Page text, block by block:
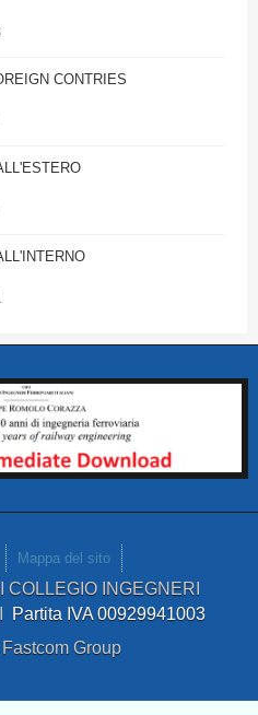
CONTRIES
Mappa del sito
COLLEGIO INGEGNERI
Partita IVA 00929941003
Fastcom Group